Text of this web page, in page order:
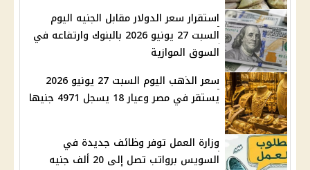
استقرار سعر الدولار مقابل الجنيه اليوم
السبت 27 يونيو 2026 بالبنوك وارتفاعه في
السوق الموازية
سعر الذهب اليوم السبت 27 يونيو 2026
يستقر في مصر وعيار 18 يسجل 4971 جنيها
وزارة العمل توفر وظائف جديدة في
السويس برواتب تصل إلى 20 ألف جنيه